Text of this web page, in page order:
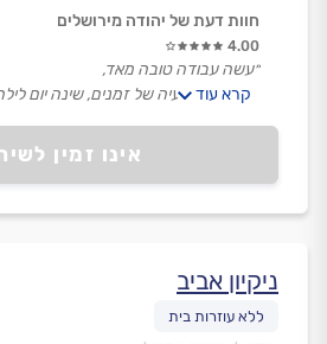
אינו זמין
חוות דעת של יהודה מירושלים
4.00
״עשה עבודה טובה מאד,
היתה איתו בעיה של זמנים, שינה יום
קרא עוד
ניקיון אביב